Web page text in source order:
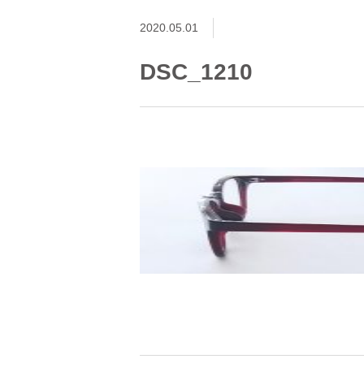
2020.05.01
DSC_1210